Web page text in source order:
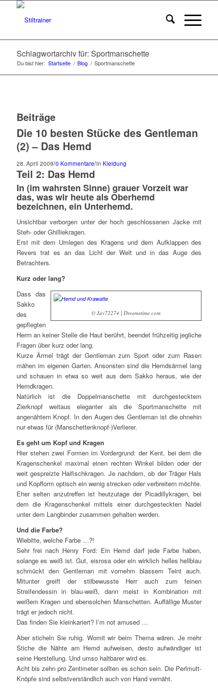
Schlagwortarchiv für: Sportmanschette
Du bist hier: Startseite / Blog / Sportmanschette
Beiträge
Die 10 besten Stücke des Gentleman
(2) – Das Hemd
28. April 2009/0 Kommentare/in Kleidung
Teil 2: Das Hemd
In (im wahrsten Sinne) grauer Vorzeit war
das, was wir heute als Oberhemd
bezeichnen, ein Unterhemd.
Unsichtbar verborgen unter der hoch geschlossenen Jacke mit
Steh- oder Ghilliekragen.
Erst mit dem Umlegen des Kragens und dem Aufklappen des
Revers trat es an das Licht der Welt und in das Auge des
Betrachters.
Kurz oder lang?
© Jay72274 | Dreamstime.com
Dass das
Sakko
des
gepflegten
Herrn an keiner Stelle die Haut berührt, beendet frühzeitig jegliche
Fragen über kurz oder lang.
Kurze Ärmel trägt der Gentleman zum Sport oder zum Rasen
mähen im eigenen Garten. Ansonsten sind die Hemdsärmel lang
und schauen in etwa so weit aus dem Sakko heraus, wie der
Hemdkragen.
Natürlich ist die Doppelmanschette mit durchgestecktem
Zierknopf weitaus eleganter als die Sportmanschette mit
angenähtem Knopf. In den Augen des Gentleman ist die ohnehin
nur etwas für (Manschettenknopf-)Verlierer.
Es geht um Kopf und Kragen
Hier stehen zwei Formen im Vordergrund: der Kent, bei dem die
Kragenschenkel maximal einen rechten Winkel bilden oder der
weit gespreizte Haifischkragen. Je nachdem, ob der Träger Hals
und Kopfform optisch ein wenig strecken oder verbreitern möchte.
Eher selten anzutreffen ist heutzutage der Picadillykragen, bei
dem die Kragenschenkel mittels einer durchgesteckten Nadel
unter dem Langbinder zusammen gehalten werden.
Und die Farbe?
Wiebitte, welche Farbe …?!
Sehr frei nach Henry Ford: Ein Hemd darf jede Farbe haben,
solange es weiß ist. Gut, eisrosa oder ein wirklich helles hellblau
schmückt den Gentleman mit vornehm blassem Teint auch.
Mitunter greift der stilbewusste Herr auch zum feinen
Streifendessin in blau-weiß, dann meist in Kombination mit
weißem Kragen und ebensolchen Manschetten. Auffällige Muster
trägt er jedoch nicht.
Das finden Sie kleinkariert? I’m not amused …
Aber sticheln Sie ruhig. Womit wir beim Thema wären. Je mehr
Stiche die Nähte am Hemd aufweisen, desto aufwändiger ist
seine Herstellung. Und umso haltbarer wird es.
Acht bis zehn pro Zentimeter sollten es schon sein. Die Perlmutt-
Knöpfe sind selbstverständlich auch von Hand vernäht.